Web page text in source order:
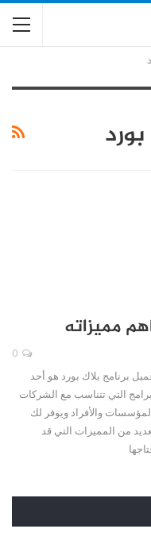
مميزاته
برنامج بلاك بورد هو أحد
التي تتناسب مع الشركات
والأفراد ويوفر لك
من المميزات التي قد